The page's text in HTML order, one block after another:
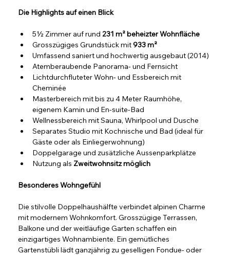
Die Highlights auf einen Blick
5½ Zimmer auf rund 231 m² beheizter Wohnfläche
Grosszügiges Grundstück mit 933 m²
Umfassend saniert und hochwertig ausgebaut (2014)
Atemberaubende Panorama- und Fernsicht
Lichtdurchfluteter Wohn- und Essbereich mit
Cheminée
Masterbereich mit bis zu 4 Meter Raumhöhe,
eigenem Kamin und En-suite-Bad
Wellnessbereich mit Sauna, Whirlpool und Dusche
Separates Studio mit Kochnische und Bad (ideal für
Gäste oder als Einliegerwohnung)
Doppelgarage und zusätzliche Aussenparkplätze
Nutzung als Zweitwohnsitz möglich
Besonderes Wohngefühl
Die stilvolle Doppelhaushälfte verbindet alpinen Charme
mit modernem Wohnkomfort. Grosszügige Terrassen,
Balkone und der weitläufige Garten schaffen ein
einzigartiges Wohnambiente. Ein gemütliches
Gartenstübli lädt ganzjährig zu geselligen Fondue- oder